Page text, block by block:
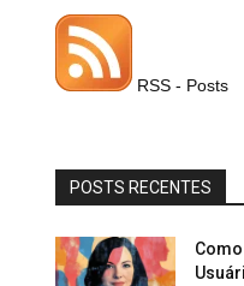
RSS - Posts
POSTS RECENTES